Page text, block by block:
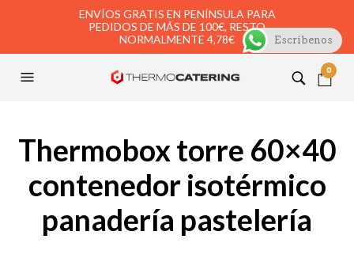
ENVÍOS GRATIS EN PENÍNSULA PARA
PEDIDOS DE MÁS DE 100€, RESTO
NORMALMENTE 4,78€
0
Thermobox torre 60×40
contenedor isotérmico
panadería pastelería
Escríbenos